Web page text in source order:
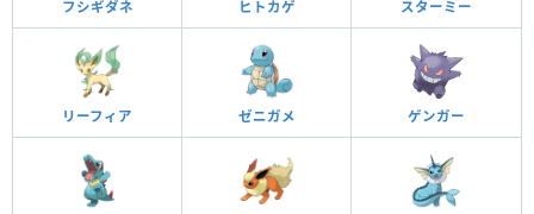
フシギダネ ヒトカゲ スターミー
リーフィア ゼニガメ ゲンガー